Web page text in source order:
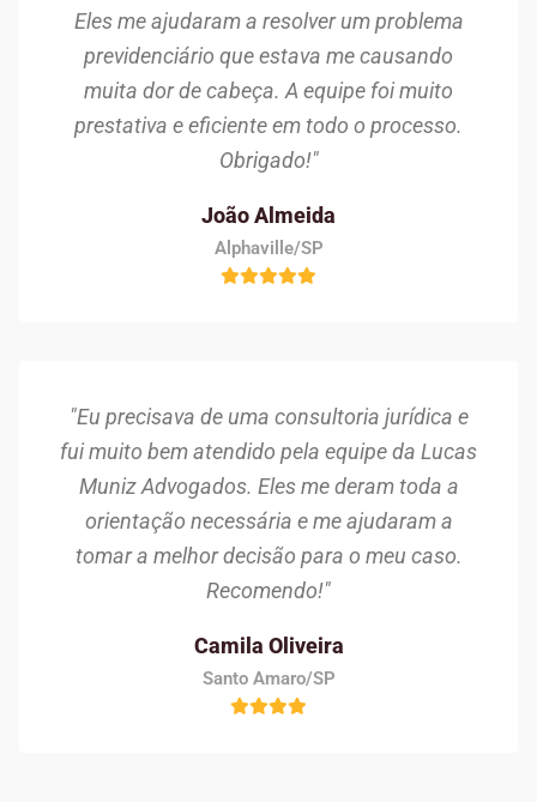
Eles me ajudaram a resolver um problema
previdenciário que estava me causando
muita dor de cabeça. A equipe foi muito
prestativa e eficiente em todo o processo.
Obrigado!"
João Almeida
Alphaville/SP
"Eu precisava de uma consultoria jurídica e
fui muito bem atendido pela equipe da Lucas
Muniz Advogados. Eles me deram toda a
orientação necessária e me ajudaram a
tomar a melhor decisão para o meu caso.
Recomendo!"
Camila Oliveira
Santo Amaro/SP